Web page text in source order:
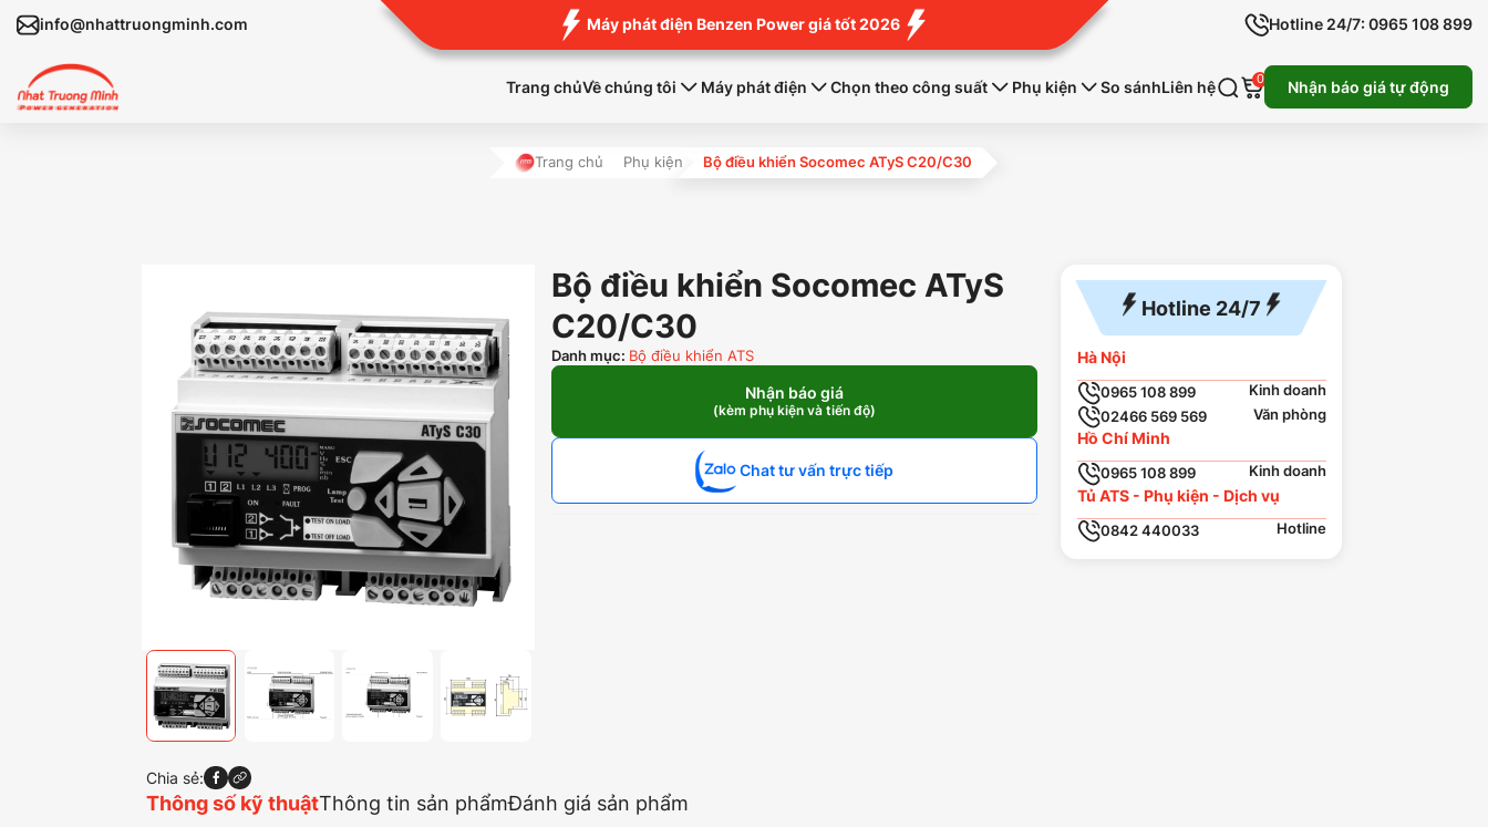
info@nhattruongminh.com Máy phát điện Benzen Power giá tốt 2026 Hotline 24/7: 0965 108 899
Trang chủVề chúng tôi Máy phát điện Chọn theo công suất Phụ kiện So sánhLiên hệ 0 Nhận báo giá tự động
Trang chủ Phụ kiện Bộ điều khiển Socomec ATyS C20/C30
Chia sẻ:
Bộ điều khiển Socomec ATyS
C20/C30
Danh mục: Bộ điều khiển ATS
Nhận báo giá
(kèm phụ kiện và tiến độ)
Chat tư vấn trực tiếp
Thông số kỹ thuậtThông tin sản phẩmĐánh giá sản phẩm
Hotline 24/7
Hà Nội
0965 108 899
Kinh doanh
02466 569 569
Văn phòng
Hồ Chí Minh
0965 108 899 Kinh doanh
Tủ ATS - Phụ kiện - Dịch vụ
0842 440033 Hotline